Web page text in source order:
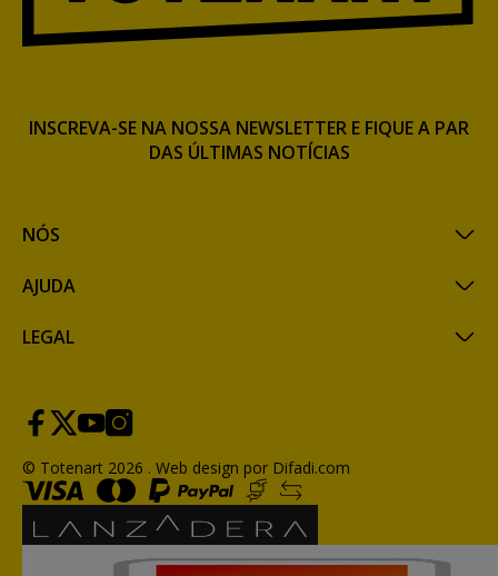
NÓS
AJUDA
LEGAL
INSCREVA-SE NA NOSSA NEWSLETTER E FIQUE A PAR
DAS ÚLTIMAS NOTÍCIAS
© Totenart 2026 . Web design por Difadi.com